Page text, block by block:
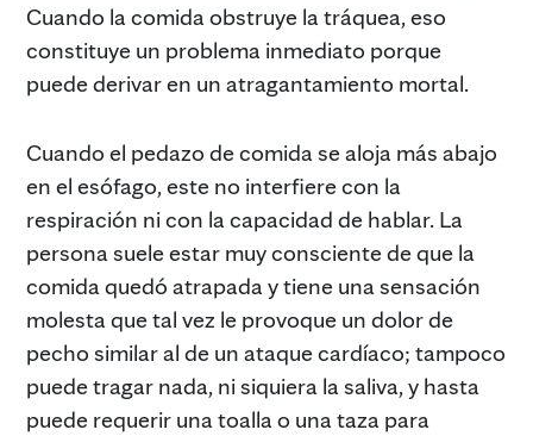
Cuando la comida obstruye la tráquea, eso
constituye un problema inmediato porque
puede derivar en un atragantamiento mortal.
Cuando el pedazo de comida se aloja más abajo
en el esófago, este no interfiere con la
respiración ni con la capacidad de hablar. La
persona suele estar muy consciente de que la
comida quedó atrapada y tiene una sensación
molesta que tal vez le provoque un dolor de
pecho similar al de un ataque cardíaco; tampoco
puede tragar nada, ni siquiera la saliva, y hasta
puede requerir una toalla o una taza para